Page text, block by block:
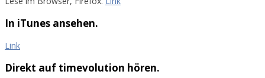
In iTunes ansehen.
Link
Direkt auf timevolution hören.